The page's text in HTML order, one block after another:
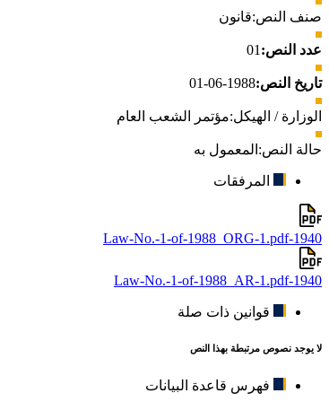
صنف النص:قانون
عدد النص: 01
تاريخ النص:1988-06-01
الوزارة / الهيكل:مؤتمر الشعب العام
حالة النص: المعمول به
المرفقات
1940-Law-No.-1-of-1988_ORG-1.pdf
1940-Law-No.-1-of-1988_AR-1.pdf
قوانين ذات صلة
لا يوجد نصوص مرتبطة بهذا النص
فهرس قاعدة البيانات